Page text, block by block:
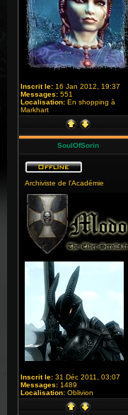
Inscrit le: 16 Jan 2012, 19:37
Messages: 551
Localisation: En shopping à
Markhart
SoulOfSorin
Archiviste de l'Académie
Inscrit le: 31 Déc 2011, 03:07
Messages: 1489
Localisation: Oblivion